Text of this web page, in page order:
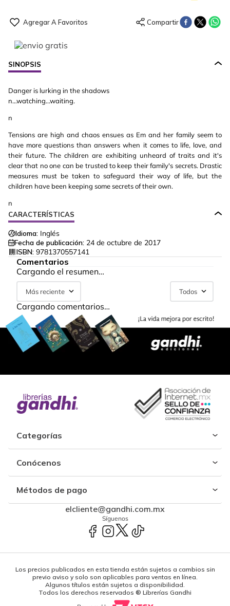
SINOPSIS
Danger is lurking in the shadows
n…watching…waiting.
n
Tensions are high and chaos ensues as Em and her family seem to
have more questions than answers when it comes to life, love, and
their future. The children are exhibiting unheard of traits and it's
clear that no one can be trusted to keep their family's secrets. Drastic
measures must be taken to safeguard their way of life, but the
children have been keeping some secrets of their own.
n
CARACTERÍSTICAS
Idioma: Inglés
Fecha de publicación: 24 de octubre de 2017
ISBN: 9781370557141
Comentarios
Cargando el resumen…
Más reciente Todos
Cargando comentarios…
Categorías
Conócenos
Métodos de pago
elcliente@gandhi.com.mx
Síguenos
Los precios publicados en esta tienda están sujetos a cambios sin
previo aviso y solo son aplicables para ventas en línea.
Algunos títulos están sujetos a disponibilidad.
Todos los derechos reservados ® Librerías Gandhi